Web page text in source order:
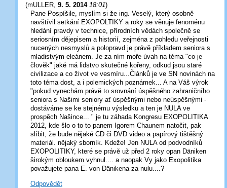
(mULLER 9. 5. 2014 18:01)
Pane Pospíšile, myslím si že ing. Veselý, který osobně
navštívil setkání EXOPOLTIKY a roky se věnuje fenoménu
hledání pravdy v technice, přírodních vědách společně se
seriosním dějepisem a historií, zejména z pohledu veřejnosti
nucených nesmyslů a polopravd je právě příkladem seniora s
mladistvým eleánem. Je za ním moře úvah na téma "co je
člověk" jaké má lidstvo skutečné kořeny, odkud jsou staré
civilizace a co život ve vesmíru...Článků je ve SN novinách na
toto téma dost, a i polemických poznámek... A na Váš výrok
"pokud vynechám právě to srovnání úspěšného zahraničního
seniora s Našimi seniory ať úspěšnými nebo neúspěšnými -
dostáváme se ke stejnému výsledku a ten je NULA ve
prospěch Našince... " je tu záhada Kongresu EXOPOLITIKA
2012, kde šlo o to to panem Igorem Chaunem natočit, pak
slíbit, že bude nějaké CD či DVD video a papírový tištěšný
materiál. nějaký sborník. Kdeže! Jen NULA od podvodníků
EXOPOLITIKY, které se právě už před 2 roky opan Däniken
širokým obloukem vyhnul.... a naopak Vy jako Exopolitika
považujete pana E. von Dänikena za nulu....?
Odpovědět